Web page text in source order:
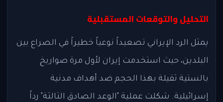
التحليل والتوقعات المستقبلية
يمثل الرد الإيراني تصعيداً نوعياً خطيراً في الصراع بين
البلدين، حيث استخدمت إيران لأول مرة صواريخ
بالستية ثقيلة بهذا الحجم ضد أهداف مدنية
إسرائيلية. شكلت عملية "الوعد الصادق الثالثة" رداً